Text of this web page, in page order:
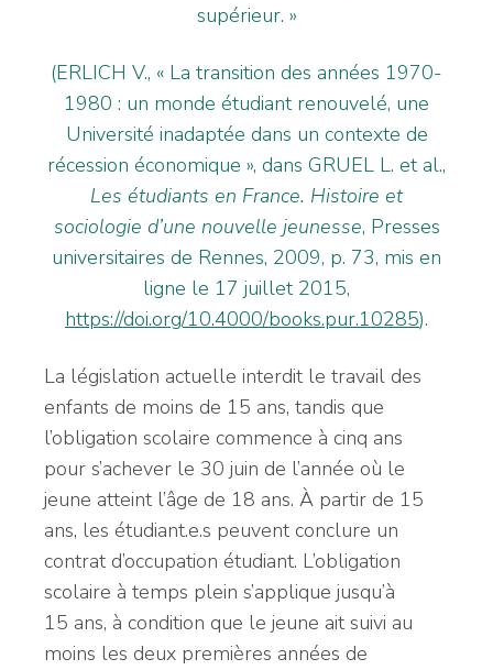
supérieur. »
(ERLICH V., « La transition des années 1970-
1980 : un monde étudiant renouvelé, une
Université inadaptée dans un contexte de
récession économique », dans GRUEL L. et al.,
Les étudiants en France. Histoire et
sociologie d’une nouvelle jeunesse, Presses
universitaires de Rennes, 2009, p. 73, mis en
ligne le 17 juillet 2015,
https://doi.org/10.4000/books.pur.10285).
La législation actuelle interdit le travail des
enfants de moins de 15 ans, tandis que
l’obligation scolaire commence à cinq ans
pour s’achever le 30 juin de l’année où le
jeune atteint l’âge de 18 ans. À partir de 15
ans, les étudiant.e.s peuvent conclure un
contrat d’occupation étudiant. L’obligation
scolaire à temps plein s’applique jusqu’à
15 ans, à condition que le jeune ait suivi au
moins les deux premières années de